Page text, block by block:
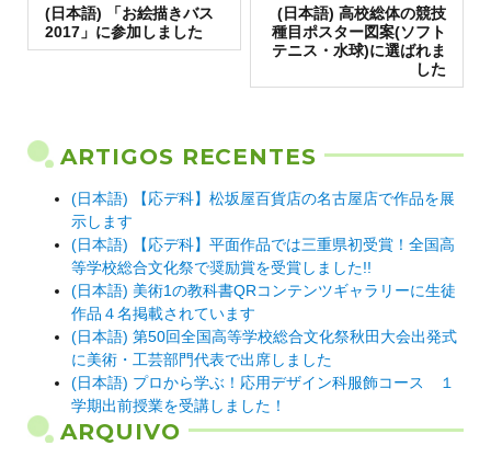
de artigos
Artigo
anterior:
(日本語) 「お絵描きバス
2017」に参加しました
Artigo
seguinte:
(日本語) 高校総体の競技
種目ポスター図案(ソフト
テニス・水球)に選ばれま
した
ARTIGOS RECENTES
(日本語) 【応デ科】松坂屋百貨店の名古屋店で作品を展
示します
(日本語) 【応デ科】平面作品では三重県初受賞！全国高
等学校総合文化祭で奨励賞を受賞しました!!
(日本語) 美術1の教科書QRコンテンツギャラリーに生徒
作品４名掲載されています
(日本語) 第50回全国高等学校総合文化祭秋田大会出発式
に美術・工芸部門代表で出席しました
(日本語) プロから学ぶ！応用デザイン科服飾コース １
学期出前授業を受講しました！
ARQUIVO